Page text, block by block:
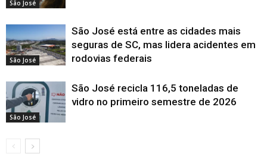
São José
São José
São José está entre as cidades mais
seguras de SC, mas lidera acidentes em
rodovias federais
São José
São José recicla 116,5 toneladas de
vidro no primeiro semestre de 2026